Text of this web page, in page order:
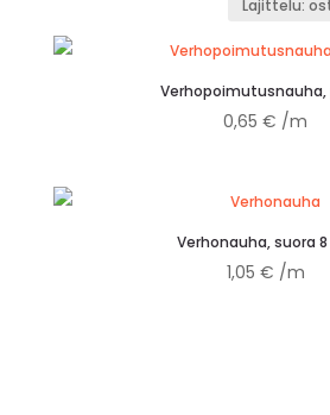
Verhopoimutusnauha,
0,65€ /m
Verhonauha, suora
1,05 € /m